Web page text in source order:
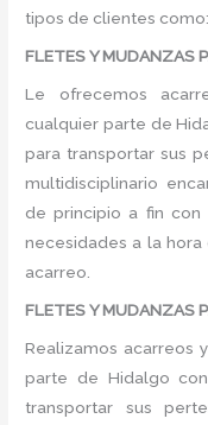
tipos de clientes como:
FLETES Y MUDANZAS
Le ofrecemos
cualquier parte de
para transportar sus
multidisciplinario
de principio a fin
necesidades a la
acarreo.
FLETES Y MUDANZAS
Realizamos acarreos
parte de Hidalgo
transportar sus